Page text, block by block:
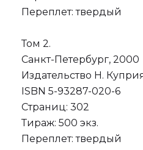
Переплет: твердый
Том 2.
Санкт-Петербург, 2000
Издательство Н.
ISBN 5-93287-020-6
Страниц: 302
Тираж: 500 экз.
Переплет: твердый